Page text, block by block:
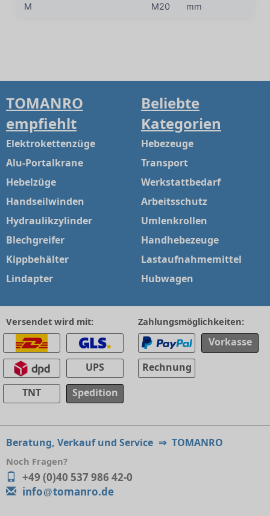
M M20 mm
TOMANRO
empfiehlt
Elektrokettenzüge
Alu-Portalkrane
Hebelzüge
Handseilwinden
Hydraulikzylinder
Blechgreifer
Kippbehälter
Lindapter
Beliebte
Kategorien
Hebezeuge
Transport
Werkstattbedarf
Arbeitsschutz
Umlenkrollen
Handhebezeuge
Lastaufnahmemittel
Hubwagen
Versendet wird mit:
UPS
TNT
Spedition
Zahlungsmöglichkeiten:
Vorkasse
Rechnung
Beratung, Verkauf und Service ⇒ TOMANRO
Noch Fragen?
+49 (0)40 537 986 42-0
info
tomanro.de